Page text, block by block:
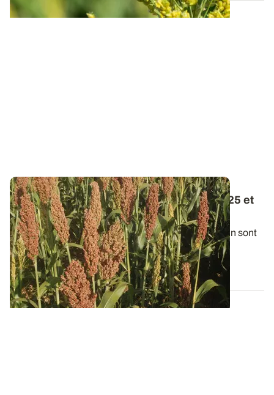
Variétés de sorgho grain : les résultats 2025 et
pluriannuels
Chaque année, les variétés récentes de sorgho grain sont
passées au crible dans un réseau...
22 JANV. 2026